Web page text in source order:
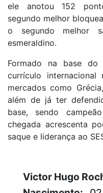
ele anotou 152
segundo melhor
o segundo melhor
esmeraldino.
Formado na base
currículo
mercados como
além de já ter
base, sendo
chegada acrescenta
saque e liderança ao
Victor Hugo